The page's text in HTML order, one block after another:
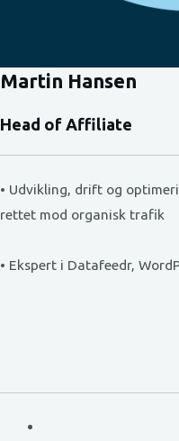
Martin Hansen
Head of Affiliate
• Udvikling, drift og
rettet mod organisk trafik
• Ekspert i Datafeedr,